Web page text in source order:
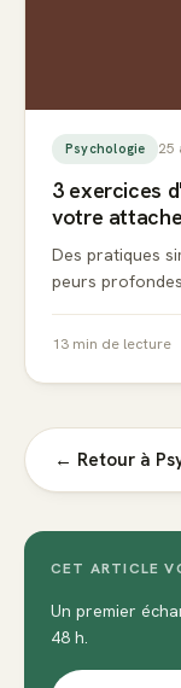
Psychologie 25
3 exercices
votre
Des pratiques
peurs
13 min de lecture
← Retour à
CET ARTICLE
Un premier
48 h.